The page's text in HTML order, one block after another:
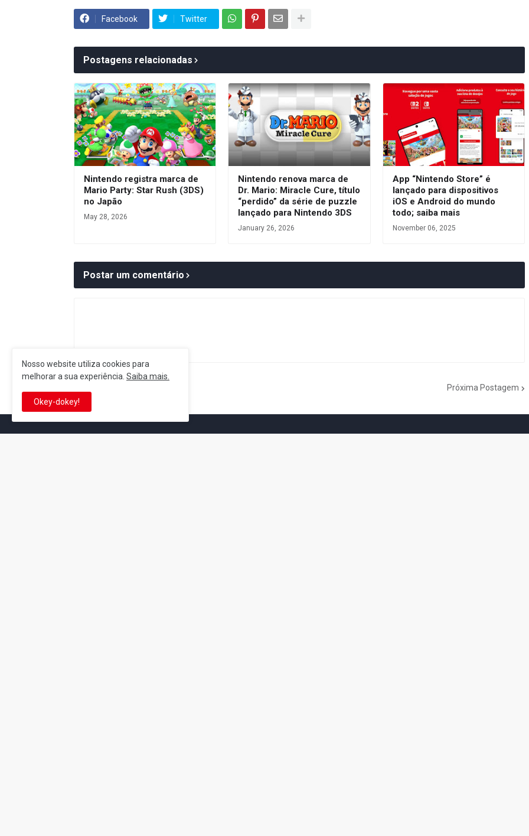
Facebook Twitter
Postagens relacionadas
Nintendo registra marca de
Mario Party: Star Rush (3DS)
no Japão
May 28, 2026
Nintendo renova marca de
Dr. Mario: Miracle Cure, título
“perdido” da série de puzzle
lançado para Nintendo 3DS
January 26, 2026
App “Nintendo Store” é
lançado para dispositivos
iOS e Android do mundo
todo; saiba mais
November 06, 2025
Postar um comentário
Próxima Postagem
Nosso website utiliza cookies para
melhorar a sua experiência. Saiba mais.
Okey-dokey!